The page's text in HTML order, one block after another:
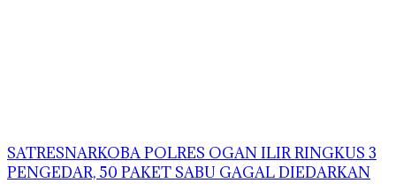
SATRESNARKOBA POLRES OGAN ILIR RINGKUS 3
PENGEDAR, 50 PAKET SABU GAGAL DIEDARKAN